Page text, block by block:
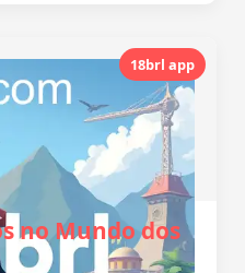
18brl app
no Mundo dos